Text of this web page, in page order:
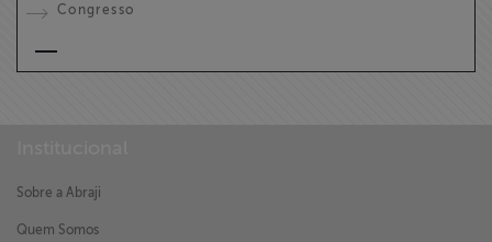
Congresso
Sobre a Abraji
Quem Somos